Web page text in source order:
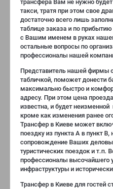
трансфера Вам не нужно
такси, тратя при этом свое
достаточно всего лишь
таблице заказа и по прибытию
с Вашим именем в руках
остальные вопросы по
профессионалы нашей
Представитель нашей фирмы
табличкой, поможет донести
максимально быстро и
адресу. При этом цена
известна, и будет
кроме как изменения ранее
Трансфер в Киеве может
поездку из пункта А в пункт В,
сопровождение Ваших
туристических поездок и т.п.
профессионалы высочайшего
инфраструктуры и
Трансфер в Киеве для гостей